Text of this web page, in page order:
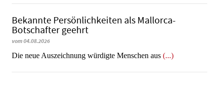
Bekannte Persönlichkeiten als Mallorca-
Botschafter geehrt
vom 04.08.2026
Die neue Auszeichnung würdigte Menschen aus (...)